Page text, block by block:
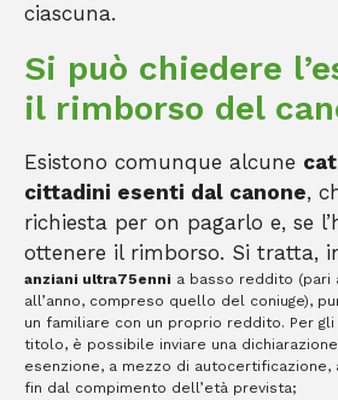
ciascuna.
Si può chiedere
il rimborso del
Esistono comunque alcune
cittadini esenti dal canone,
richiesta per on pagarlo e, se
ottenere il rimborso. Si tratta,
anziani ultra75enni a basso reddito (pari
all’anno, compreso quello del coniuge),
un familiare con un proprio reddito. Per gli
titolo, è possibile inviare una
esenzione, a mezzo di autocertificazione,
fin dal compimento dell’età prevista;